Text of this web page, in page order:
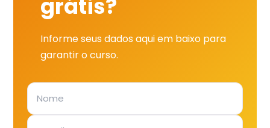
grátis?
Informe seus dados aqui em baixo para
garantir o curso.